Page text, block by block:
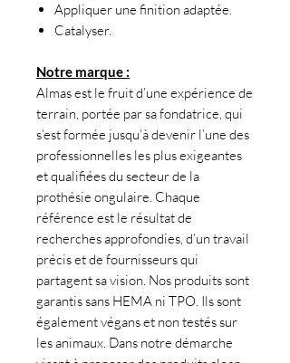
Appliquer une finition adaptée.
Catalyser.
Notre marque :
Almas est le fruit d’une expérience de
terrain, portée par sa fondatrice, qui
s’est formée jusqu’à devenir l’une des
professionnelles les plus exigeantes
et qualifiées du secteur de la
prothésie ongulaire. Chaque
référence est le résultat de
recherches approfondies, d’un travail
précis et de fournisseurs qui
partagent sa vision. Nos produits sont
garantis sans HEMA ni TPO. Ils sont
également végans et non testés sur
les animaux. Dans notre démarche